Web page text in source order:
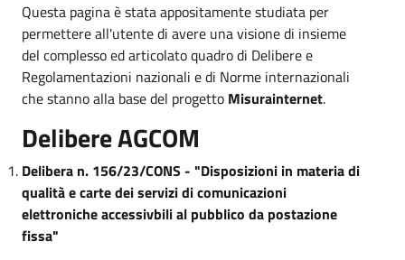
Questa pagina è stata appositamente studiata per
permettere all'utente di avere una visione di insieme
del complesso ed articolato quadro di Delibere e
Regolamentazioni nazionali e di Norme internazionali
che stanno alla base del progetto Misurainternet.
Delibere AGCOM
Delibera n. 156/23/CONS - "Disposizioni in materia di
qualità e carte dei servizi di comunicazioni
elettroniche accessivbili al pubblico da postazione
fissa"